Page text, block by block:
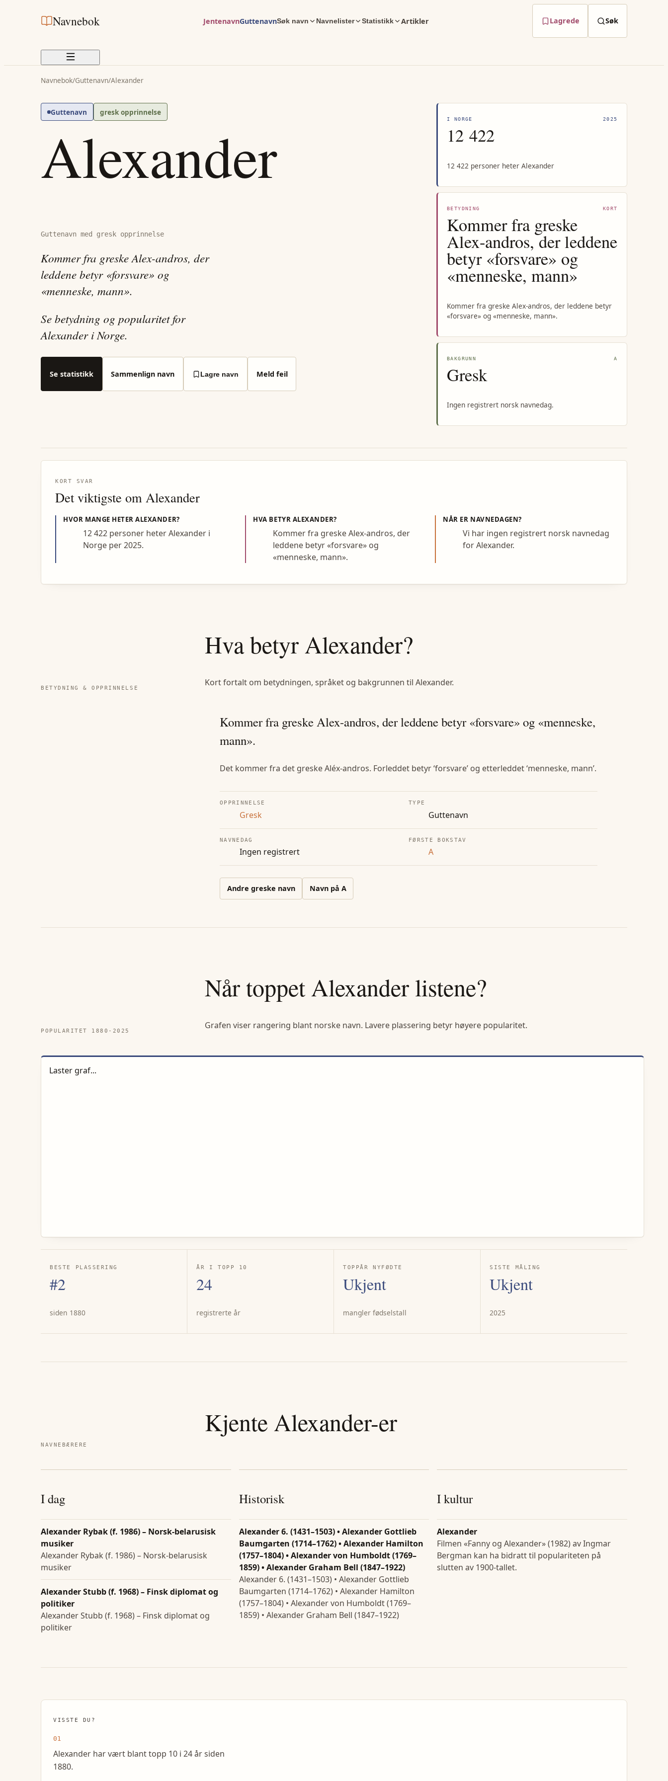
Navnebok JentenavnGuttenavnSøk navn Navnelister Statistikk Artikler Lagrede Søk
Navnebok/Guttenavn/Alexander
Guttenavn gresk opprinnelse
Alexander
Guttenavn med gresk opprinnelse
Kommer fra greske Alex-andros, der
leddene betyr «forsvare» og
«menneske, mann».
Se betydning og popularitet for
Alexander i Norge.
Se statistikk Sammenlign navn Lagre navn Meld feil
I NORGE 2025
12 422
12 422 personer heter Alexander
BETYDNING KORT
Kommer fra greske
Alex-andros, der leddene
betyr «forsvare» og
«menneske, mann»
Kommer fra greske Alex-andros, der leddene betyr
«forsvare» og «menneske, mann».
BAKGRUNN A
Gresk
Ingen registrert norsk navnedag.
KORT SVAR
Det viktigste om Alexander
HVOR MANGE HETERALEXANDER?
12 422 personer heter Alexander i
Norge per 2025.
HVA BETYR ALEXANDER?
Kommer fra greske Alex-andros, der
leddene betyr «forsvare» og
«menneske, mann».
NÅR ER NAVNEDAGEN?
Vi har ingen registrert norsk navnedag
for Alexander.
BETYDNING & OPPRINNELSE
Hva betyr Alexander?
Kort fortalt om betydningen, språket og bakgrunnen til Alexander.
Kommer fra greske Alex-andros, der leddene betyr «forsvare» og «menneske,
mann».
Det kommer fra det greske Aléx-andros. Forleddet betyr ‘forsvare’ og etterleddet ‘menneske, mann’.
OPPRINNELSE
Gresk
TYPE
Guttenavn
NAVNEDAG
Ingen registrert
FØRSTE BOKSTAV
A
Andre greske navn Navn på A
POPULARITET 1880- 2025
Når toppetAlexander listene?
Grafen viser rangering blant norske navn. Lavere plassering betyr høyere popularitet.
Laster graf...
BESTE PLASSERING
#2
siden 1880
ÅR I TOPP 10
24
registrerte år
TOPPÅR NYFØDTE
Ukjent
mangler fødselstall
SISTE MÅLING
Ukjent
2025
NAVNEBÆRERE
KjenteAlexander-er
I dag
Alexander Rybak (f. 1986) – Norsk-belarusisk
musiker
Alexander Rybak (f. 1986) – Norsk-belarusisk
musiker
Alexander Stubb (f. 1968) – Finsk diplomat og
politiker
Alexander Stubb (f. 1968) – Finsk diplomat og
politiker
Historisk
Alexander 6. (1431–1503) • Alexander Gottlieb
Baumgarten (1714–1762) • Alexander Hamilton
(1757–1804) • Alexander von Humboldt (1769–
1859) • Alexander Graham Bell (1847–1922)
Alexander 6. (1431–1503) • Alexander Gottlieb
Baumgarten (1714–1762) • Alexander Hamilton
(1757–1804) • Alexander von Humboldt (1769–
1859) • Alexander Graham Bell (1847–1922)
I kultur
Alexander
Filmen «Fanny og Alexander» (1982) av Ingmar
Bergman kan ha bidratt til populariteten på
slutten av 1900-tallet.
VISSTE DU?
01
Alexander har vært blant topp 10 i 24 år siden
1880.